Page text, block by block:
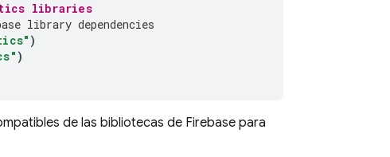
libraries
library dependencies
)
)
de las bibliotecas de Firebase para